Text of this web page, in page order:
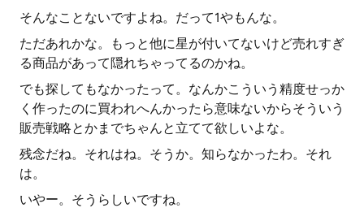
そんなことないですよね。だって1やもんな。
ただあれかな。もっと他に星が付いてないけど売れすぎ
る商品があって隠れちゃってるのかね。
でも探してもなかったって。なんかこういう精度せっか
く作ったのに買われへんかったら意味ないからそういう
販売戦略とかまでちゃんと立てて欲しいよな。
残念だね。それはね。そうか。知らなかったわ。それ
は。
いやー。そうらしいですね。